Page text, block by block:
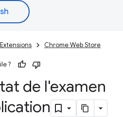
Chrome Web Store
?
de l'examen